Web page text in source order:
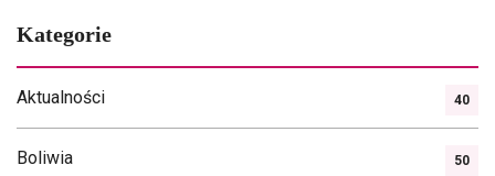
Kategorie
Aktualności 40
Boliwia 50